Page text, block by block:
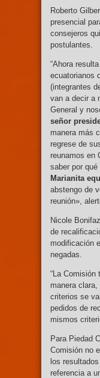
Roberto
presencial
consejeros
postulantes.
“Ahora
ecuatorianos
(integrantes
van a decir a
General y
señor
manera más
regrese de
reunamos en
saber por qué
Marianita
abstengo de
reunión»,
Nicole
de
modificación
negadas.
“La Comisión
manera
criterios se
pedidos de
mismos
Para Piedad
Comisión no
los
referencia a